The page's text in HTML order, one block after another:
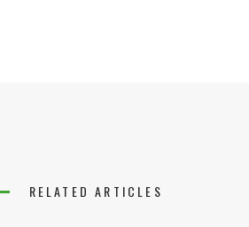
RELATED ARTICLES